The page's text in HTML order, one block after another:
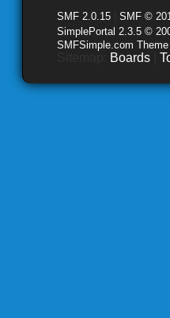
SMF 2.0.15 SMF ©
SimplePortal 2.3.5 ©
SMFSimple.com
Boards